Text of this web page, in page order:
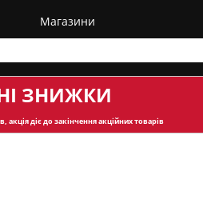
Магазини
ЗНИЖКИ
акція діє до закінчення акційних товарів